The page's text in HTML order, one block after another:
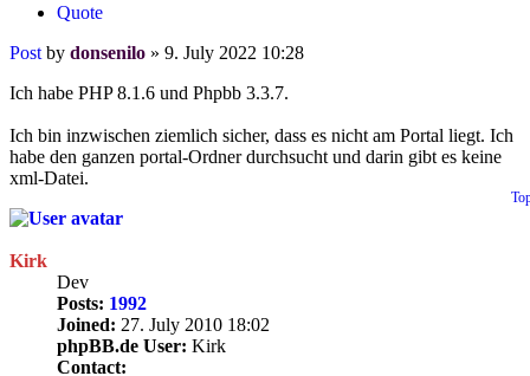
Quote
Post by donsenilo » 9. July 2022 10:28
Ich habe PHP 8.1.6 und Phpbb 3.3.7.
Ich bin inzwischen ziemlich sicher, dass es nicht am Portal liegt. Ich
habe den ganzen portal-Ordner durchsucht und darin gibt es keine
xml-Datei.
Kirk
Dev
Posts: 1992
Joined: 27. July 2010 18:02
phpBB.de User: Kirk
Contact: